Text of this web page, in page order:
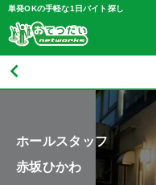
単発OKの手軽な1日バイト探し
ホールスタッフ
赤坂ひかわ